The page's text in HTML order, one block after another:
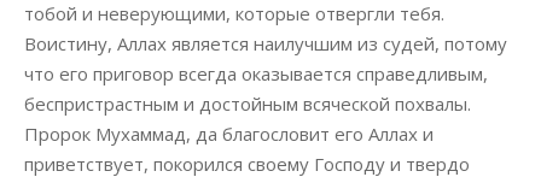
тобой и неверующими, которые отвергли тебя.
Воистину, Аллах является наилучшим из судей, потому
что его приговор всегда оказывается справедливым,
беспристрастным и достойным всяческой похвалы.
Пророк Мухаммад, да благословит его Аллах и
приветствует, покорился своему Господу и твердо